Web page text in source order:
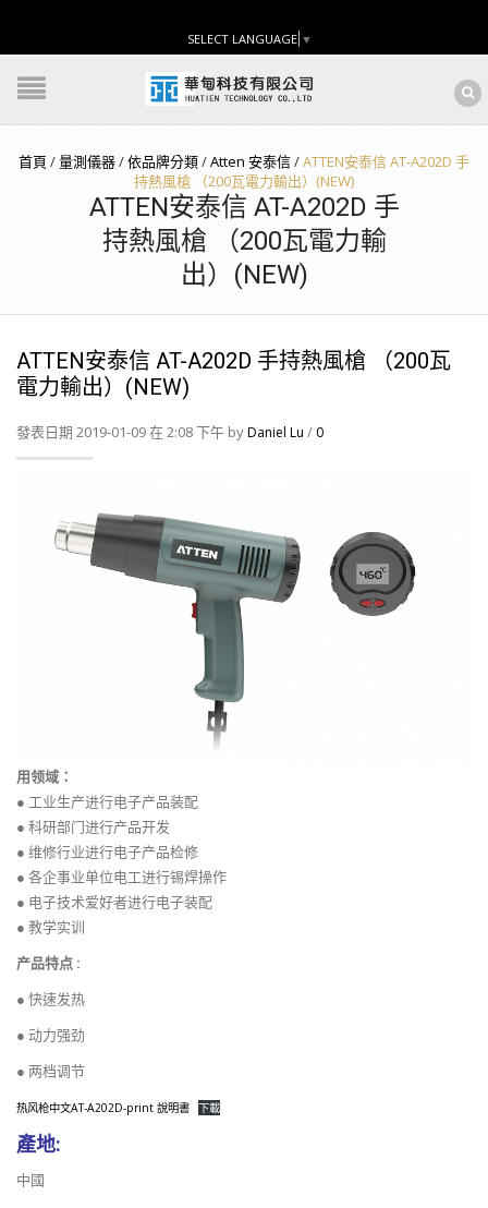
SELECT LANGUAGE ▼
首頁 /量測儀器/依品牌分類/Atten 安泰信/ATTEN安泰信 AT-A202D 手
持熱風槍 （200瓦電力輸出）(NEW)
ATTEN安泰信 AT-A202D 手
持熱風槍 （200瓦電力輸
出）(NEW)
ATTEN安泰信 AT-A202D 手持熱風槍 （200瓦
電力輸出）(NEW)
發表日期 2019-01-09 在 2:08 下午 byDaniel Lu / 0
用领域：
● 工业生产进行电子产品装配
● 科研部门进行产品开发
● 维修行业进行电子产品检修
● 各企事业单位电工进行锡焊操作
● 电子技术爱好者进行电子装配
● 教学实训
产品特点 :
● 快速发热
● 动力强劲
● 两档调节
热风枪中文AT-A202D-print 說明書 下載
產地:
中國